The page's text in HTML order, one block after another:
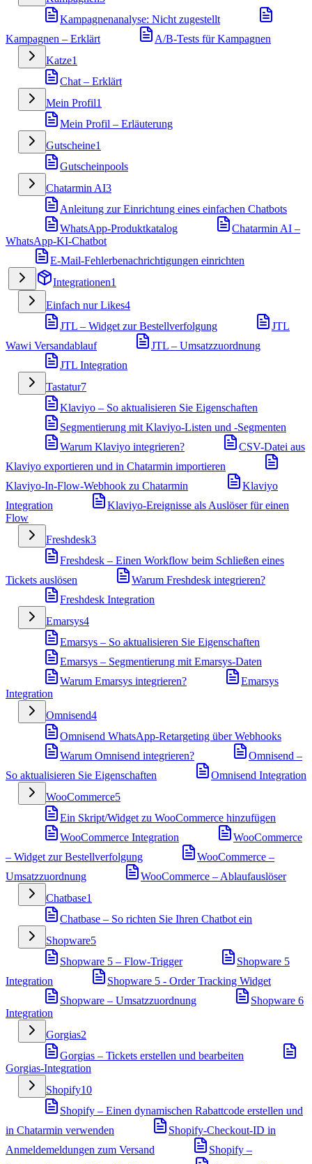
Kampagnenanalyse: Nicht zugestellt
Kampagnen – Erklärt
A/B-Tests für Kampagnen
Katze1
Chat – Erklärt
Mein Profil1
Mein Profil – Erläuterung
Gutscheine1
Gutscheinpools
Chatarmin AI3
Anleitung zur Einrichtung eines einfachen Chatbots
WhatsApp-Produktkatalog
Chatarmin AI –
WhatsApp-KI-Chatbot
E-Mail-Fehlerbenachrichtigungen einrichten
Integrationen1
Einfach nur Likes4
JTL – Widget zur Bestellverfolgung
JTL
Wawi Versandablauf
JTL – Umsatzzuordnung
JTL Integration
Tastatur7
Klaviyo – So aktualisieren Sie Eigenschaften
Segmentierung mit Klaviyo-Listen und -Segmenten
Warum Klaviyo integrieren?
CSV-Datei aus
Klaviyo exportieren und in Chatarmin importieren
Klaviyo-In-Flow-Webhook zu Chatarmin
Klaviyo
Integration
Klaviyo-Ereignisse als Auslöser für einen
Flow
Freshdesk3
Freshdesk – Einen Workflow beim Schließen eines
Tickets auslösen
Warum Freshdesk integrieren?
Freshdesk Integration
Emarsys4
Emarsys – So aktualisieren Sie Eigenschaften
Emarsys – Segmentierung mit Emarsys-Daten
Warum Emarsys integrieren?
Emarsys
Integration
Omnisend4
Omnisend WhatsApp-Retargeting über Webhooks
Warum Omnisend integrieren?
Omnisend –
So aktualisieren Sie Eigenschaften
Omnisend Integration
WooCommerce5
Ein Skript/Widget zu WooCommerce hinzufügen
WooCommerce Integration
WooCommerce
– Widget zur Bestellverfolgung
WooCommerce –
Umsatzzuordnung
WooCommerce – Ablaufauslöser
Chatbase1
Chatbase – So richten Sie Ihren Chatbot ein
Shopware5
Shopware 5 – Flow-Trigger
Shopware 5
Integration
Shopware 5 - Order Tracking Widget
Shopware – Umsatzzuordnung
Shopware 6
Integration
Gorgias2
Gorgias – Tickets erstellen und bearbeiten
Gorgias-Integration
Shopify10
Shopify – Einen dynamischen Rabattcode erstellen und
in Chatarmin verwenden
Shopify-Checkout-ID in
Anmeldemeldungen zum Versand
Shopify –